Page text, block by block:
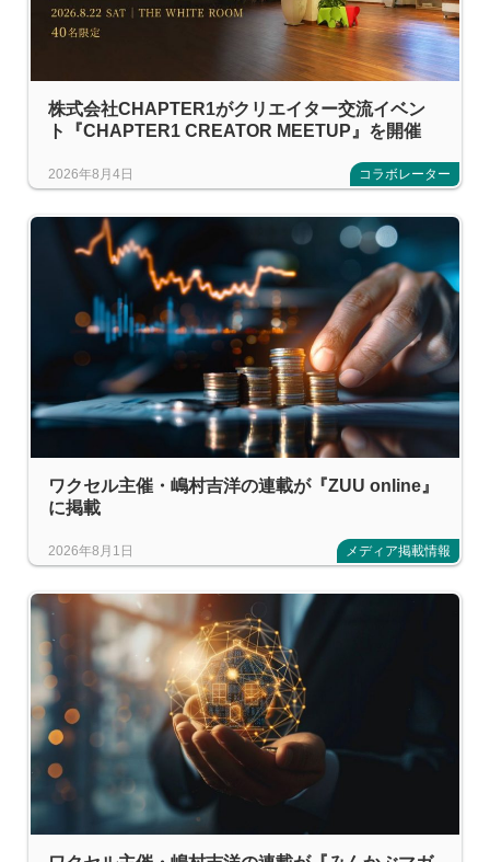
株式会社CHAPTER1がクリエイター交流イベン
ト『CHAPTER1 CREATOR MEETUP』を開催
2026年8月4日 コラボレーター
ワクセル主催・嶋村吉洋の連載が『ZUU online』
に掲載
2026年8月1日 メディア掲載情報